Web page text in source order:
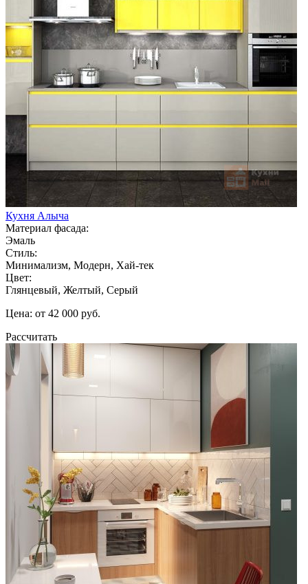
Кухня Алыча
Материал фасада:
Эмаль
Стиль:
Минимализм, Модерн, Хай-тек
Цвет:
Глянцевый, Желтый, Серый
Цена: от 42 000 руб.
Рассчитать